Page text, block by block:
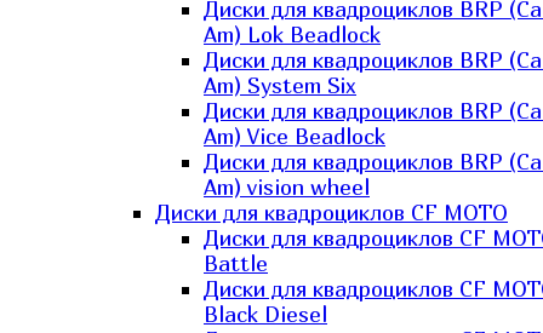
Диски для квадроциклов BRP
Am) Lok Beadlock
Диски для квадроциклов BRP
Am) System Six
Диски для квадроциклов BRP
Am) Vice Beadlock
Диски для квадроциклов BRP
Am) vision wheel
Диски для квадроциклов CF MOTO
Диски для квадроциклов CF
Battle
Диски для квадроциклов CF
Black Diesel